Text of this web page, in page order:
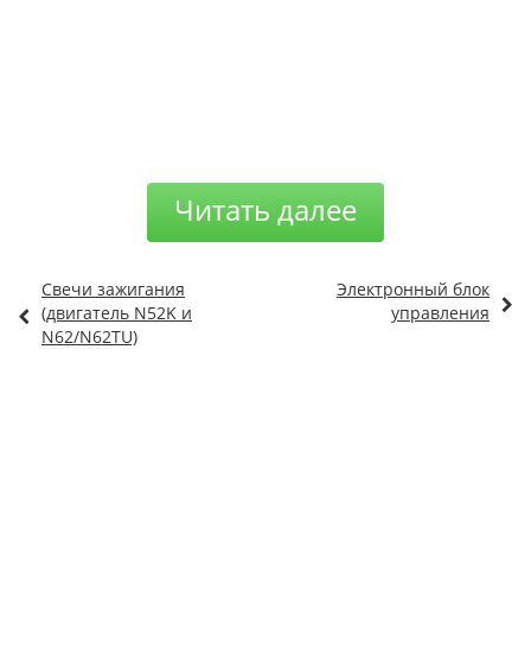
Читать далее
Свечи зажигания
(двигатель N52K и
N62/N62TU)
Электронный блок
управления